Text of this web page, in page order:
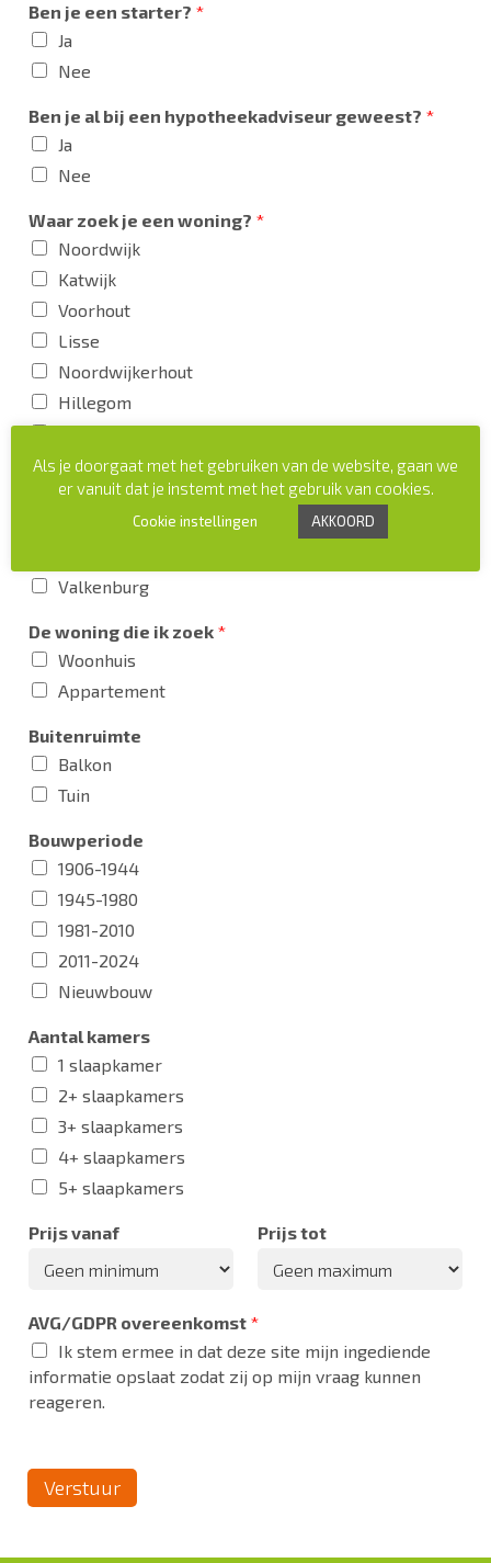
Ben je een starter? *
Ja
Nee
Ben je al bij een hypotheekadviseur geweest? *
Ja
Nee
Waar zoek je een woning? *
Noordwijk
Katwijk
Voorhout
Lisse
Noordwijkerhout
Hillegom
Oegstgeest
Leiden
Sassenheim
Warmond
Valkenburg
De woning die ik zoek *
Woonhuis
Appartement
Buitenruimte
Balkon
Tuin
Bouwperiode
1906-1944
1945-1980
1981-2010
2011-2024
Nieuwbouw
Aantal kamers
1 slaapkamer
2+ slaapkamers
3+ slaapkamers
4+ slaapkamers
5+ slaapkamers
Prijs vanaf Prijs tot
AVG/GDPR overeenkomst *
Ik stem ermee in dat deze site mijn ingediende
informatie opslaat zodat zij op mijn vraag kunnen
reageren.
Verstuur
Als je doorgaat met het gebruiken van de website, gaan we
er vanuit dat je instemt met het gebruik van cookies.
Cookie instellingen AKKOORD